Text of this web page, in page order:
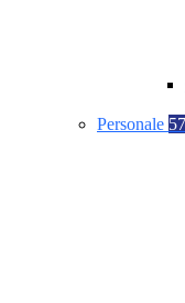
Personale 57